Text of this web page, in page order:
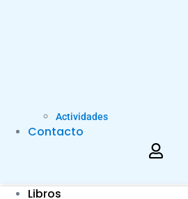
Actividades
Contacto
Libros